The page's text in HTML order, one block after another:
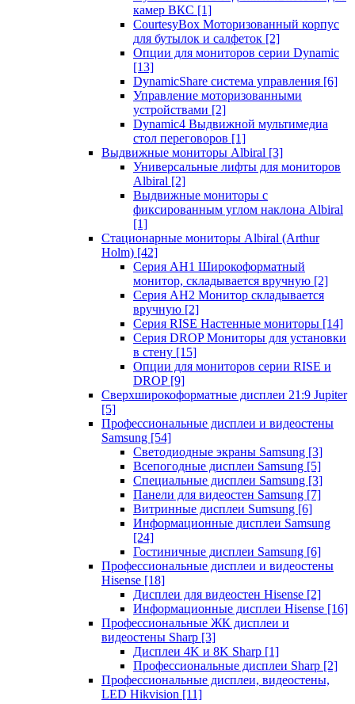
камер ВКС [1]
CourtesyBox Моторизованный корпус
для бутылок и салфеток [2]
Опции для мониторов серии Dynamic
[13]
DynamicShare система управления [6]
Управление моторизованными
устройствами [2]
Dynamic4 Выдвижной мультимедиа
стол переговоров [1]
Выдвижные мониторы Albiral [3]
Универсальные лифты для мониторов
Albiral [2]
Выдвижные мониторы с
фиксированным углом наклона Albiral
[1]
Стационарные мониторы Albiral (Arthur
Holm) [42]
Серия AH1 Широкоформатный
монитор, складывается вручную [2]
Серия AH2 Монитор складывается
вручную [2]
Серия RISE Настенные мониторы [14]
Серия DROP Мониторы для установки
в стену [15]
Опции для мониторов серии RISE и
DROP [9]
Сверхширокоформатные дисплеи 21:9 Jupiter
[5]
Профессиональные дисплеи и видеостены
Samsung [54]
Светодиодные экраны Samsung [3]
Всепогодные дисплеи Samsung [5]
Специальные дисплеи Samsung [3]
Панели для видеостен Samsung [7]
Витринные дисплеи Sumsung [6]
Информационные дисплеи Samsung
[24]
Гостиничные дисплеи Samsung [6]
Профессиональные дисплеи и видеостены
Hisense [18]
Дисплеи для видеостен Hisense [2]
Информационные дисплеи Hisense [16]
Профессиональные ЖК дисплеи и
видеостены Sharp [3]
Дисплеи 4K и 8K Sharp [1]
Профессиональные дисплеи Sharp [2]
Профессиональные дисплеи, видеостены,
LED Hikvision [11]